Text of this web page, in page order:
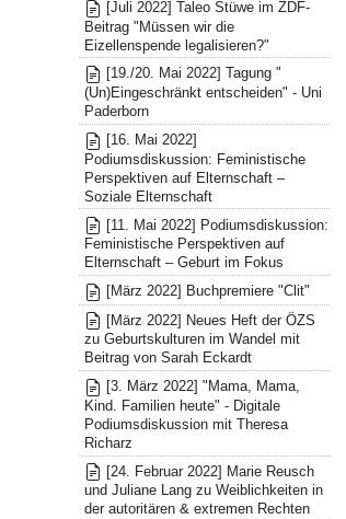
[Juli 2022] Taleo Stüwe im ZDF-
Beitrag "Müssen wir die
Eizellenspende legalisieren?"
[19./20. Mai 2022] Tagung "
(Un)Eingeschränkt entscheiden" - Uni
Paderborn
[16. Mai 2022]
Podiumsdiskussion: Feministische
Perspektiven auf Elternschaft –
Soziale Elternschaft
[11. Mai 2022] Podiumsdiskussion:
Feministische Perspektiven auf
Elternschaft – Geburt im Fokus
[März 2022] Buchpremiere "Clit"
[März 2022] Neues Heft der ÖZS
zu Geburtskulturen im Wandel mit
Beitrag von Sarah Eckardt
[3. März 2022] "Mama, Mama,
Kind. Familien heute" - Digitale
Podiumsdiskussion mit Theresa
Richarz
[24. Februar 2022] Marie Reusch
und Juliane Lang zu Weiblichkeiten in
der autoritären & extremen Rechten